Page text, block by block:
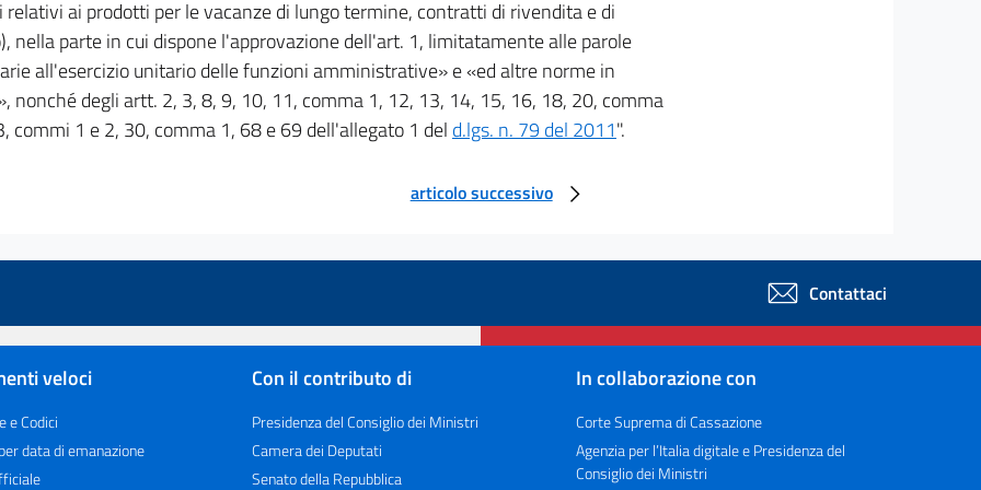
ai prodotti per le vacanze di lungo termine, contratti di rivendita e di
nella parte in cui dispone l'approvazione dell'art. 1, limitatamente alle parole
all'esercizio unitario delle funzioni amministrative» e «ed altre norme in
nonché degli artt. 2, 3, 8, 9, 10, 11, comma 1, 12, 13, 14, 15, 16, 18, 20, comma
commi 1 e 2, 30, comma 1, 68 e 69 dell'allegato 1 del d.lgs. n. 79 del 2011".
articolo successivo
Contattaci
veloci
e Codici
data di emanazione
Con il contributo di
Presidenza del Consiglio dei Ministri
Camera dei Deputati
Senato della Repubblica
In collaborazione con
Corte Suprema di Cassazione
Agenzia per l’Italia digitale e Presidenza del
Consiglio dei Ministri